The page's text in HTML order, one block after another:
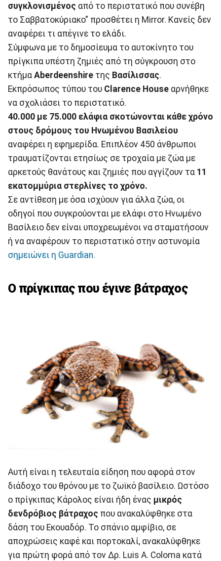
συγκλονισμένος από το περιστατικό που συνέβη
το Σαββατοκύριακο" προσθέτει η Mirror. Κανείς δεν
αναφέρει τι απέγινε το ελάδι.
Σύμφωνα με το δημοσίευμα το αυτοκίνητο του
πρίγκιπα υπέστη ζημιές από τη σύγκρουση στο
κτήμα Aberdeenshire της Βασίλισσας.
Εκπρόσωπος τύπου του Clarence House αρνήθηκε
να σχολιάσει το περιστατικό.
40.000 με 75.000 ελάφια σκοτώνονται κάθε χρόνο
στους δρόμους του Ηνωμένου Βασιλείου
αναφέρει η εφημερίδα. Επιπλέον 450 άνθρωποι
τραυματίζονται ετησίως σε τροχαία με ζώα με
αρκετούς θανάτους και ζημιές που αγγίζουν τα 11
εκατομμύρια στερλίνες το χρόνο.
Σε αντίθεση με όσα ισχύουν για άλλα ζώα, οι
οδηγοί που συγκρούονται με ελάφι στο Ηνωμένο
Βασίλειο δεν είναι υποχρεωμένοι να σταματήσουν
ή να αναφέρουν το περιστατικό στην αστυνομία
σημειώνει η Guardian.
Ο πρίγκιπας που έγινε βάτραχος
Αυτή είναι η τελευταία είδηση που αφορά στον
διάδοχο του θρόνου με το ζωϊκό βασίλειο. Ωστόσο
ο πρίγκιπας Κάρολος είναι ήδη ένας μικρός
δενδρόβιος βάτραχος που ανακαλύφθηκε στα
δάση του Εκουαδόρ. Το σπάνιο αμφίβιο, σε
αποχρώσεις καφέ και πορτοκαλί, ανακαλύφθηκε
για πρώτη φορά από τον Δρ. Luis A. Coloma κατά